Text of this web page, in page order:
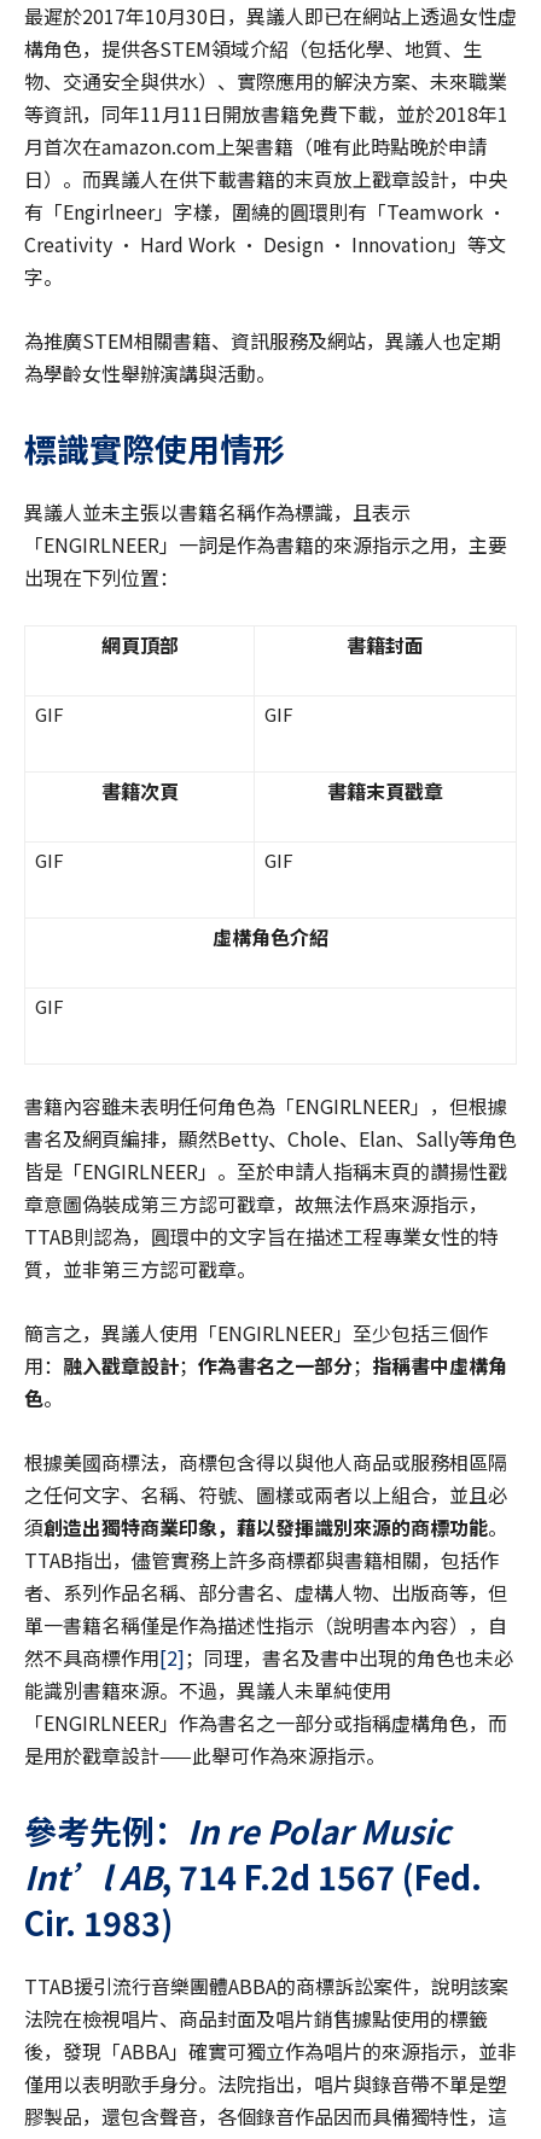
最遲於2017年10月30日，異議人即已在網站上透過女性虛
構角色，提供各STEM領域介紹（包括化學、地質、生
物、交通安全與供水）、實際應用的解決方案、未來職業
等資訊，同年11月11日開放書籍免費下載，並於2018年1
月首次在amazon.com上架書籍（唯有此時點晚於申請
日）。而異議人在供下載書籍的末頁放上戳章設計，中央
有「Engirlneer」字樣，圍繞的圓環則有「Teamwork ·
Creativity · Hard Work · Design · Innovation」等文
字。
為推廣STEM相關書籍、資訊服務及網站，異議人也定期
為學齡女性舉辦演講與活動。
標識實際使用情形
異議人並未主張以書籍名稱作為標識，且表示
「ENGIRLNEER」一詞是作為書籍的來源指示之用，主要
出現在下列位置：
網頁頂部 書籍封面
GIF GIF
書籍次頁 書籍末頁戳章
GIF GIF
虛構角色介紹
GIF
書籍內容雖未表明任何角色為「ENGIRLNEER」，但根據
書名及網頁編排，顯然Betty、Chole、Elan、Sally等角色
皆是「ENGIRLNEER」。至於申請人指稱末頁的讚揚性戳
章意圖偽裝成第三方認可戳章，故無法作爲來源指示，
TTAB則認為，圓環中的文字旨在描述工程專業女性的特
質，並非第三方認可戳章。
簡言之，異議人使用「ENGIRLNEER」至少包括三個作
用： 融入戳章設計； 作為書名之一部分； 指稱書中虛構角
色。
根據美國商標法，商標包含得以與他人商品或服務相區隔
之任何文字、名稱、符號、圖樣或兩者以上組合，並且必
須創造出獨特商業印象，藉以發揮識別來源的商標功能。
TTAB指出，儘管實務上許多商標都與書籍相關，包括作
者、系列作品名稱、部分書名、虛構人物、出版商等，但
單一書籍名稱僅是作為描述性指示（說明書本內容），自
然不具商標作用[2]；同理，書名及書中出現的角色也未必
能識別書籍來源。不過，異議人未單純使用
「ENGIRLNEER」作為書名之一部分或指稱虛構角色，而
是用於戳章設計——此舉可作為來源指示。
參考先例： In re Polar Music
Int’l AB, 714 F.2d 1567 (Fed.
Cir. 1983)
TTAB援引流行音樂團體ABBA的商標訴訟案件，說明該案
法院在檢視唱片、商品封面及唱片銷售據點使用的標籤
後，發現「ABBA」確實可獨立作為唱片的來源指示，並非
僅用以表明歌手身分。法院指出，唱片與錄音帶不單是塑
膠製品，還包含聲音，各個錄音作品因而具備獨特性，這